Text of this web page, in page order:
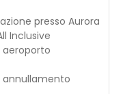
presso Aurora
Inclusive
annullamento